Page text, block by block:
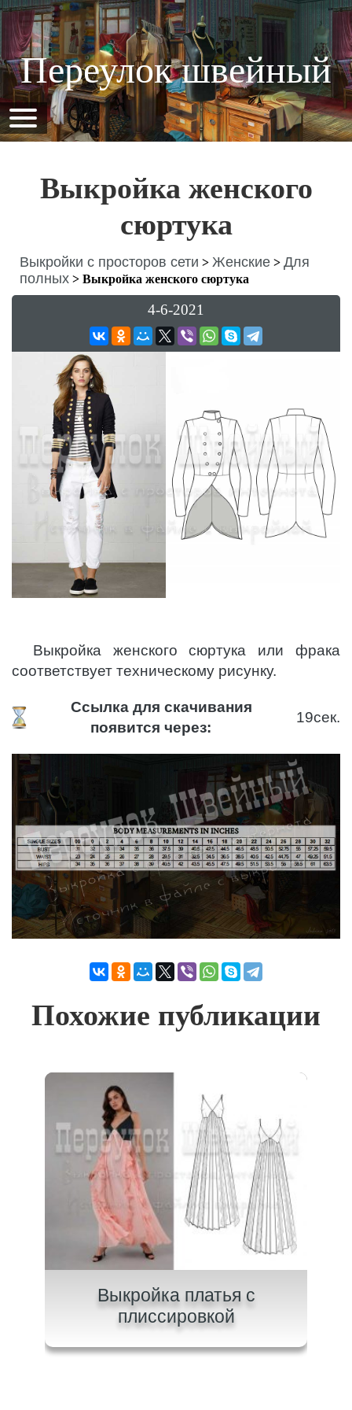
Переулок швейный
Выкройка женского
сюртука
Выкройки с просторов сети > Женские > Для
полных > Выкройка женского сюртука
4-6-2021
Выкройка женского сюртука или фрака
соответствует техническому рисунку.
Ссылка для скачивания
появится через:
19сек.
Похожие публикации
Выкройка платья с
плиссировкой